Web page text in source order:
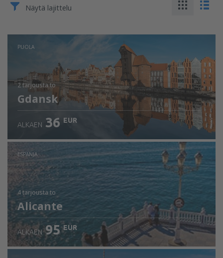
Näytä lajittelu
PUOLA
2 tarjousta to
Gdansk
ALKAEN 36 EUR
ESPANJA
4 tarjousta to
Alicante
ALKAEN 95 EUR